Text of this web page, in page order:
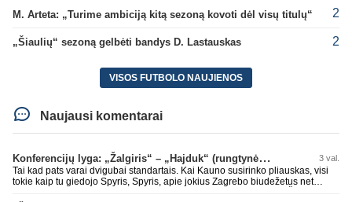
M. Arteta: „Turime ambiciją kitą sezoną kovoti dėl visų titulų“ 2
„Šiaulių“ sezoną gelbėti bandys D. Lastauskas 2
VISOS FUTBOLO NAUJIENOS
Naujausi komentarai
Konferencijų lyga: „Žalgiris“ – „Hajduk“ (rungtynės tiesiogiai) 3 val.
Tai kad pats varai dvigubai standartais. Kai Kauno susirinko pliauskas, visi
tokie kaip tu giedojo Spyris, Spyris, apie jokius Zagrebo biudežetus net